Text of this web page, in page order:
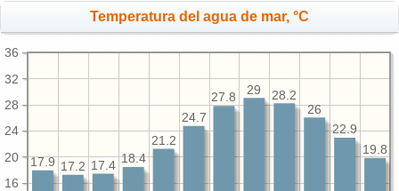
Temperatura del agua de mar, °C
16
20
24
28
32
36
19.8
22.9
26
28.2
29
27.8
24.7
21.2
18.4
17.4
17.2
17.9